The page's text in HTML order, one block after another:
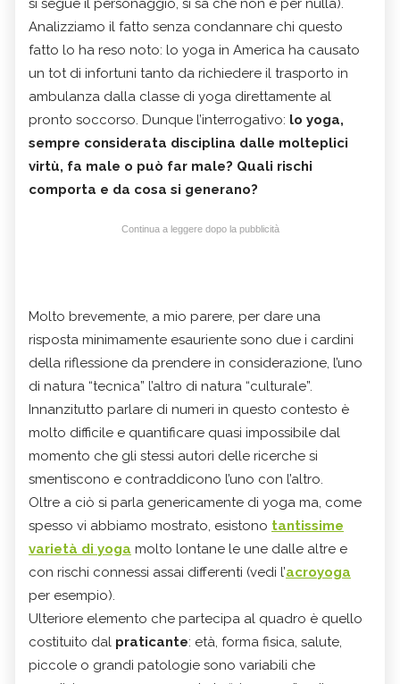
si segue il personaggio, si sa che non è per nulla).
Analizziamo il fatto senza condannare chi questo
fatto lo ha reso noto: lo yoga in America ha causato
un tot di infortuni tanto da richiedere il trasporto in
ambulanza dalla classe di yoga direttamente al
pronto soccorso. Dunque l’interrogativo: lo yoga,
sempre considerata disciplina dalle molteplici
virtù, fa male o può far male? Quali rischi
comporta e da cosa si generano?
Continua a leggere dopo la pubblicità
Molto brevemente, a mio parere, per dare una
risposta minimamente esauriente sono due i cardini
della riflessione da prendere in considerazione, l’uno
di natura “tecnica” l’altro di natura “culturale”.
Innanzitutto parlare di numeri in questo contesto è
molto difficile e quantificare quasi impossibile dal
momento che gli stessi autori delle ricerche si
smentiscono e contraddicono l’uno con l’altro.
Oltre a ciò si parla genericamente di yoga ma, come
spesso vi abbiamo mostrato, esistono tantissime
varietà di yoga molto lontane le une dalle altre e
con rischi connessi assai differenti (vedi l’acroyoga
per esempio).
Ulteriore elemento che partecipa al quadro è quello
costituito dal praticante: età, forma fisica, salute,
piccole o grandi patologie sono variabili che